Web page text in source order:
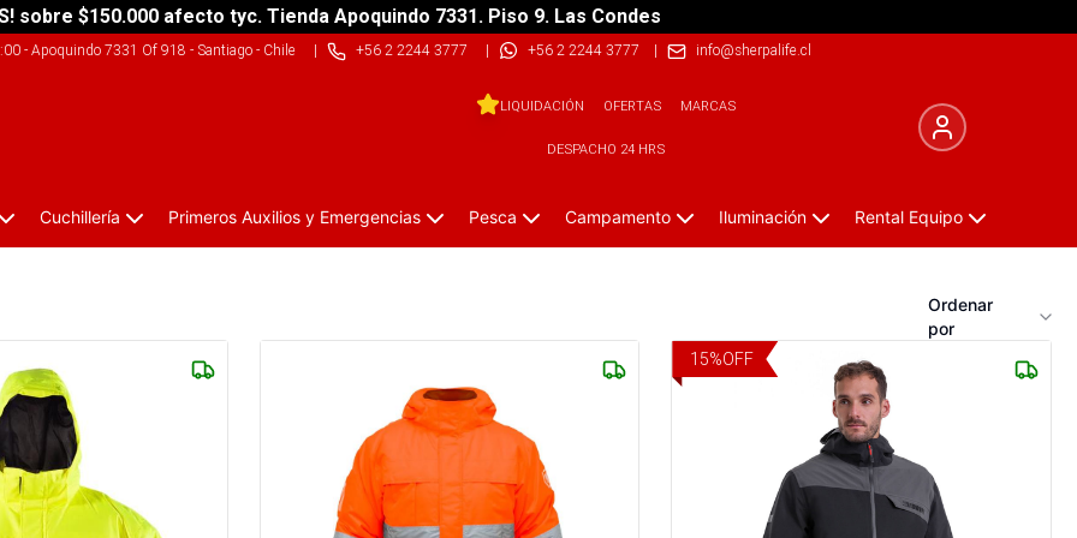
sobre $150.000 afecto tyc. Tienda Apoquindo 7331. Piso 9. Las Condes
- Apoquindo 7331 Of 918 - Santiago - Chile| +56 2 2244 3777 | +56 2 2244 3777 | info@sherpalife.cl
LIQUIDACIÓN OFERTAS MARCAS
DESPACHO 24 HRS
Cuchillería Primeros Auxilios y Emergencias Pesca Campamento Iluminación Rental Equipo
Ordenar
por
15%OFF